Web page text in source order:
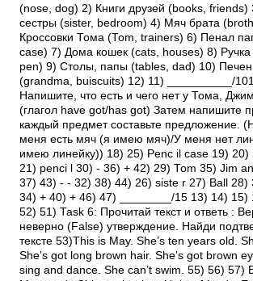
(nose, dog) 2) Книги друзей (books, friends)
сестры (sister, bedroom) 4) Мяч брата
Кроссовки Тома (Tom, trainers) 6) Пенал
case) 7) Дома кошек (cats, houses) 8) Ручка
pen) 9) Столы, папы (tables, dad) 10)
(grandma, buiscuits) 12) 11) __________/
Напишите, что есть и чего нет у Тома,
(глагол have got/has got) Затем напишите
каждый предмет составьте предложение.
меня есть мяч (я имею мяч)/У меня нет
имею линейку)) 18) 25) Penc il case 19) 20)
21) penci l 30) - 36) + 42) 29) Tom 35) Jim
37) 43) - - 32) 38) 44) 26) siste r 27) Ball 28)
34) + 40) + 46) 47) ________/15 13) 14) 15)
52) 51) Task 6: Прочитай текст и ответь :
неверно (False) утверждение. Найди
тексте 53)This is May. She’s ten years old.
She’s got long brown hair. She’s got brown
sing and dance. She can’t swim. 55) 56) 57)